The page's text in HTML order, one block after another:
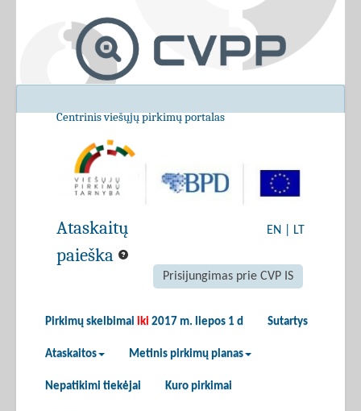
Centrinis viešųjų pirkimų portalas
EN LT
Prisijungimas prie CVP IS
Pirkimų skelbimai iki 2017 m. liepos 1 d Sutartys
Ataskaitos Metinis pirkimų planas
Nepatikimi tiekėjai Kuro pirkimai
Ataskaitų
paieška